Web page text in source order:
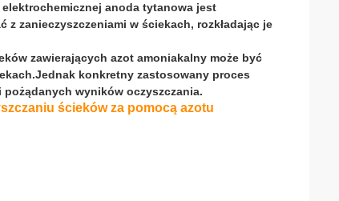
anoda tytanowa jest
zanieczyszczeniami w ściekach, rozkładając je
zawierających azot amoniakalny może być
konkretny zastosowany proces
wyników oczyszczania.
ścieków za pomocą azotu